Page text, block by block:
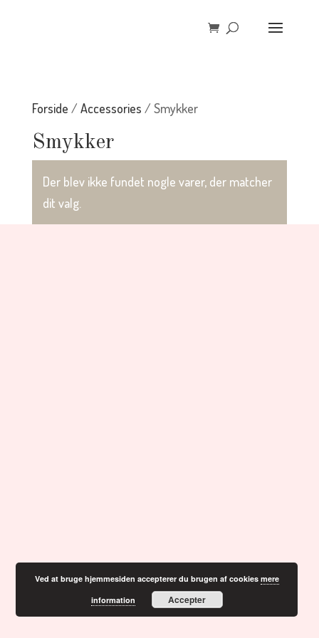
Forside / Accessories / Smykker
Smykker
Der blev ikke fundet nogle varer, der matcher
dit valg.
Ved at bruge hjemmesiden accepterer du brugen af cookies mere
information
Accepter